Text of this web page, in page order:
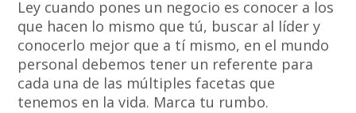
Ley cuando pones un negocio es conocer a los
que hacen lo mismo que tú, buscar al líder y
conocerlo mejor que a tí mismo, en el mundo
personal debemos tener un referente para
cada una de las múltiples facetas que
tenemos en la vida. Marca tu rumbo.